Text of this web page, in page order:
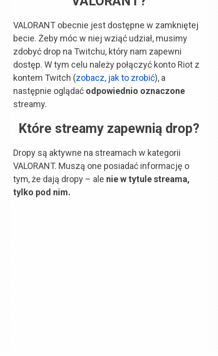
VALORANT obecnie jest dostępne w zamkniętej
becie. Żeby móc w niej wziąć udział, musimy
zdobyć drop na Twitchu, który nam zapewni
dostęp. W tym celu należy połączyć konto Riot z
kontem Twitch (zobacz, jak to zrobić), a
następnie oglądać odpowiednio oznaczone
streamy.
Które streamy zapewnią drop?
Dropy są aktywne na streamach w kategorii
VALORANT. Muszą one posiadać informację o
tym, że dają dropy – ale nie w tytule streama,
tylko pod nim.